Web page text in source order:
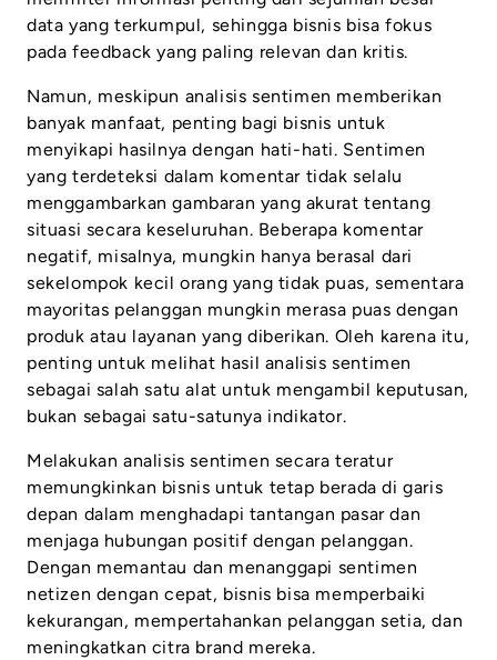
data yang terkumpul, sehingga bisnis bisa fokus
pada feedback yang paling relevan dan kritis.
Namun, meskipun analisis sentimen memberikan
banyak manfaat, penting bagi bisnis untuk
menyikapi hasilnya dengan hati-hati. Sentimen
yang terdeteksi dalam komentar tidak selalu
menggambarkan gambaran yang akurat tentang
situasi secara keseluruhan. Beberapa komentar
negatif, misalnya, mungkin hanya berasal dari
sekelompok kecil orang yang tidak puas, sementara
mayoritas pelanggan mungkin merasa puas dengan
produk atau layanan yang diberikan. Oleh karena itu,
penting untuk melihat hasil analisis sentimen
sebagai salah satu alat untuk mengambil keputusan,
bukan sebagai satu-satunya indikator.
Melakukan analisis sentimen secara teratur
memungkinkan bisnis untuk tetap berada di garis
depan dalam menghadapi tantangan pasar dan
menjaga hubungan positif dengan pelanggan.
Dengan memantau dan menanggapi sentimen
netizen dengan cepat, bisnis bisa memperbaiki
kekurangan, mempertahankan pelanggan setia, dan
meningkatkan citra brand mereka.